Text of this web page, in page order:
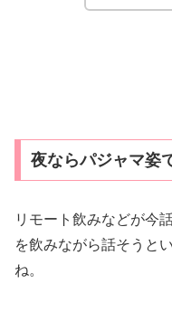
夜ならパジャマ姿
リモート飲みなどが今
を飲みながら話そうと
ね。